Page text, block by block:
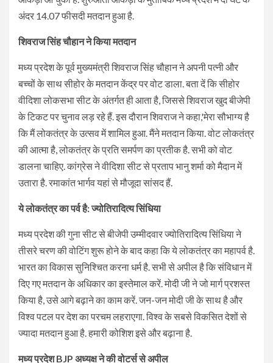
अंदर 14.07 फीसदी मतदान हुआ है.
शिवराज सिंह चौहान ने किया मतदान
मध्य प्रदेश के पूर्व मुख्यमंत्री शिवराज सिंह चौहान ने अपनी पत्नी और
बच्चों के साथ सीहोर के मतदान केंद्र पर वोट डाला. बता दें कि सीहोर
वीदिशा लोकसभा सीट के अंतर्गत ही आता है, जिससे शिवराज खुद बीजेपी
के टिकट पर चुनाव लड़ रहे हैं. इस दौरान शिवराज ने कहा,'मेरा सौभाग्य है
कि मैं लोकतंत्र के उत्सव में शामिल हुआ. मैंने मतदान किया. वोट लोकतंत्र
की आत्मा है, लोकतंत्र के प्रति समर्पण का प्रतीक है. सभी को वोट
डालना चाहिए. कांग्रेस ने वीदिशा सीट से प्रताप भानु शर्मा को मैदान में
उतारा है. रमाकांत भार्गव यहां से मौजूदा सांसद हैं.
ये लोकतंत्र का पर्व है: ज्योतिरादित्य सिंधिया
मध्य प्रदेश की गुना सीट से बीजेपी उम्मीदवार ज्योतिरादित्य सिंधिया ने
तीसरे चरण की वोटिंग शुरू होने के बाद कहा कि ये लोकतंत्र का महापर्व है.
भारत का विकास सुनिश्चित करना धर्म है. सभी से अपील है कि संविधान में
दिए गए मतदान के अधिकार का इस्तेमाल करें. मोदी जी ने जो मार्ग प्रशस्त
किया है, उसे आगे बढ़ाने का काम करें. जन-जन मोदी जी के साथ है और
विश्व पटल पर देश का परचम लहराएगा. विश्व के सबसे विकसित देशों से
ज्यादा मतदान हुआ है. हमारी कोशिश इसे और बढ़ाना है.
मध्य प्रदेश BJP अध्यक्ष ने की वोटर्स से अपील